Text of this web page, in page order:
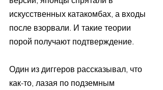
искусственных катакомбах, а входы
после взорвали. И такие теории
порой получают подтверждение.
Один из диггеров рассказывал, что
как-то, лазая по подземным